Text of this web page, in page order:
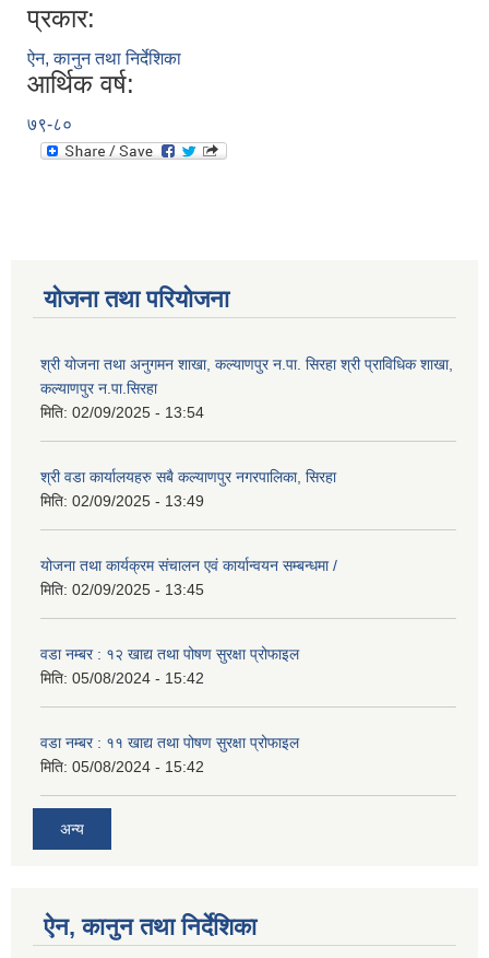
प्रकार:
ऐन, कानुन तथा निर्देशिका
आर्थिक वर्ष:
७९-८०
योजना तथा परियोजना
श्री योजना तथा अनुगमन शाखा, कल्याणपुर न.पा. सिरहा श्री प्राविधिक शाखा,
कल्याणपुर न.पा.सिरहा
मिति: 02/09/2025 - 13:54
श्री वडा कार्यालयहरु सबै कल्याणपुर नगरपालिका, सिरहा
मिति: 02/09/2025 - 13:49
योजना तथा कार्यक्रम संचालन एवं कार्यान्वयन सम्बन्धमा /
मिति: 02/09/2025 - 13:45
वडा नम्बर : १२ खाद्य तथा पोषण सुरक्षा प्रोफाइल
मिति: 05/08/2024 - 15:42
वडा नम्बर : ११ खाद्य तथा पोषण सुरक्षा प्रोफाइल
मिति: 05/08/2024 - 15:42
अन्य
ऐन, कानुन तथा निर्देशिका